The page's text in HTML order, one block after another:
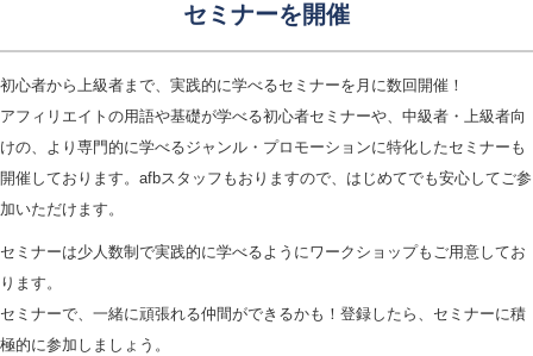
セミナーを開催
初心者から上級者まで、実践的に学べるセミナーを月に数回開催！
アフィリエイトの用語や基礎が学べる初心者セミナーや、中級者・上級者向
けの、より専門的に学べるジャンル・プロモーションに特化したセミナーも
開催しております。afbスタッフもおりますので、はじめてでも安心してご参
加いただけます。
セミナーは少人数制で実践的に学べるようにワークショップもご用意してお
ります。
セミナーで、一緒に頑張れる仲間ができるかも！登録したら、セミナーに積
極的に参加しましょう。